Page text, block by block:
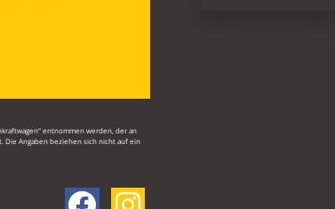
entnommen werden, der an
Die Angaben beziehen sich nicht auf ein